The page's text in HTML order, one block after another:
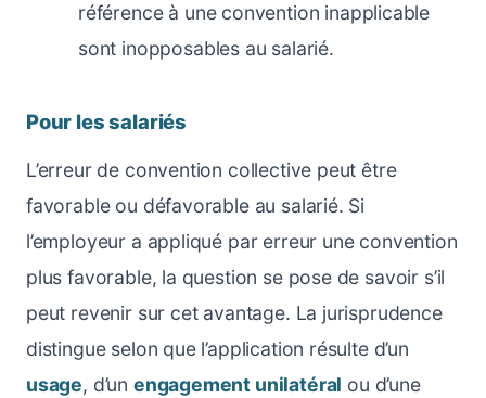
référence à une convention inapplicable
sont inopposables au salarié.
Pour les salariés
L’erreur de convention collective peut être
favorable ou défavorable au salarié. Si
l’employeur a appliqué par erreur une convention
plus favorable, la question se pose de savoir s’il
peut revenir sur cet avantage. La jurisprudence
distingue selon que l’application résulte d’un
usage, d’un engagement unilatéral ou d’une